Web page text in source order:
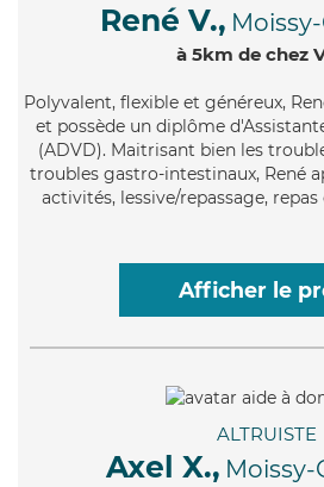
René V.,
à 5km de chez
Polyvalent, flexible et généreux,
et possède un diplôme
(ADVD). Maitrisant bien les
troubles gastro-intestinaux, René
activités, lessive/repassage,
Afficher le
ALTRUISTE
Axel X., Moissy-